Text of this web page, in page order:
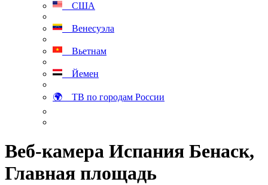
США
Венесуэла
Вьетнам
Йемен
🌍 ТВ по городам России
Веб-камера Испания Бенаск,
Главная площадь